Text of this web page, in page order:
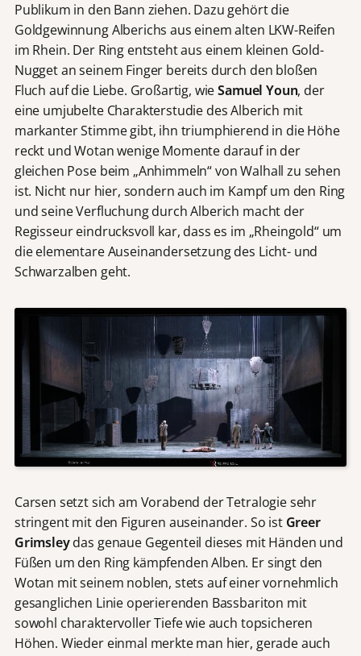
Publikum in den Bann ziehen. Dazu gehört die
Goldgewinnung Alberichs aus einem alten LKW-Reifen
im Rhein. Der Ring entsteht aus einem kleinen Gold-
Nugget an seinem Finger bereits durch den bloßen
Fluch auf die Liebe. Großartig, wieSamuel Youn, der
eine umjubelte Charakterstudie des Alberich mit
markanter Stimme gibt, ihn triumphierend in die Höhe
reckt und Wotan wenige Momente darauf in der
gleichen Pose beim „Anhimmeln“ von Walhall zu sehen
ist. Nicht nur hier, sondern auch im Kampf um den Ring
und seine Verfluchung durch Alberich macht der
Regisseur eindrucksvoll kar, dass es im „Rheingold“ um
die elementare Auseinandersetzung des Licht- und
Schwarzalben geht.
Carsen setzt sich am Vorabend der Tetralogie sehr
stringent mit den Figuren auseinander. So ist Greer
Grimsleydas genaue Gegenteil dieses mit Händen und
Füßen um den Ring kämpfenden Alben. Er singt den
Wotan mit seinem noblen, stets auf einer vornehmlich
gesanglichen Linie operierenden Bassbariton mit
sowohl charaktervoller Tiefe wie auch topsicheren
Höhen. Wieder einmal merkte man hier, gerade auch